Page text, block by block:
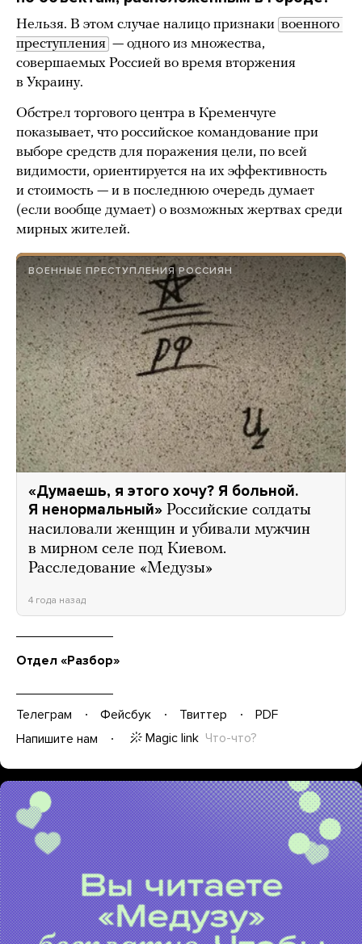
Нельзя. В этом случае налицо признаки военного
преступления — одного из множества,
совершаемых Россией во время вторжения
в Украину.
Обстрел торгового центра в Кременчуге
показывает, что российское командование при
выборе средств для поражения цели, по всей
видимости, ориентируется на их эффективность
и стоимость — и в последнюю очередь думает
(если вообще думает) о возможных жертвах среди
мирных жителей.
ВОЕННЫЕ ПРЕСТУПЛЕНИЯ РОССИЯН
«Думаешь, я этого хочу? Я больной.
Я ненормальный» Российские солдаты
насиловали женщин и убивали мужчин
в мирном селе под Киевом.
Расследование «Медузы»
4 года назад
Отдел «Разбор»
Телеграм Фейсбук Твиттер
PDF
Напишите нам
Magic link Что-что?